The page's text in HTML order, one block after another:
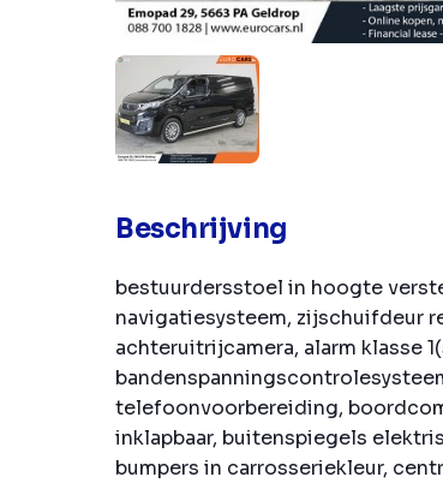
Beschrijving
bestuurdersstoel in hoogte
navigatiesysteem, zijschuifdeur
achteruitrijcamera, alarm klasse
telefoonvoorbereiding,
inklapbaar, buitenspiegels
bumpers in carrosseriekleur,